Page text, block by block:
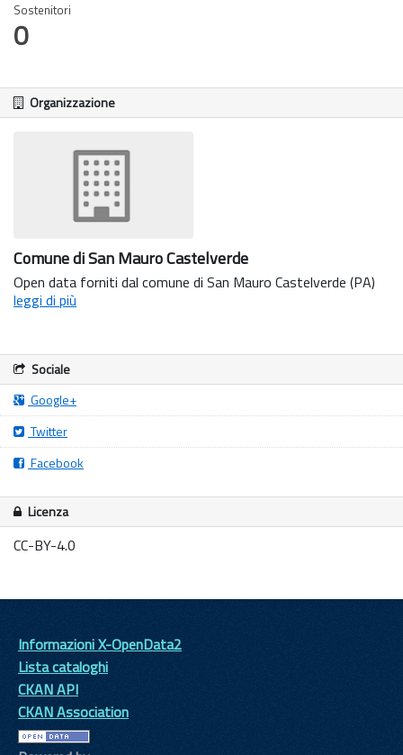
Sostenitori
0
Organizzazione
Comune di San Mauro Castelverde
Open data forniti dal comune di San Mauro Castelverde (PA)
leggi di più
Sociale
Google+
Twitter
Facebook
Licenza
CC-BY-4.0
Informazioni X-OpenData2
Lista cataloghi
CKAN API
CKAN Association